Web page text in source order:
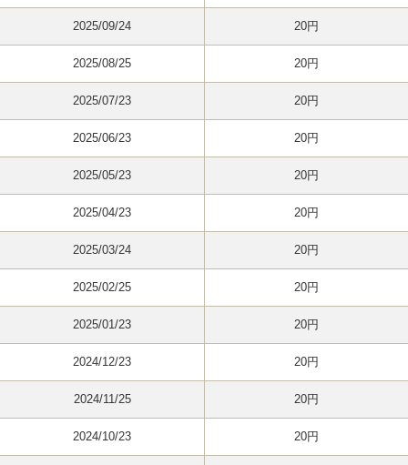
2025/09/24 20円
2025/08/25 20円
2025/07/23 20円
2025/06/23 20円
2025/05/23 20円
2025/04/23 20円
2025/03/24 20円
2025/02/25 20円
2025/01/23 20円
2024/12/23 20円
2024/11/25 20円
2024/10/23 20円